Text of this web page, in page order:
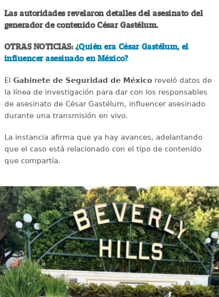
Las autoridades revelaron detalles del asesinato del
generador de contenido César Gastélum.
OTRAS NOTICIAS: ¿Quién era César Gastélum, el
influencer asesinado en México?
El Gabinete de Seguridad de Méxicoreveló datos de
la línea de investigación para dar con los responsables
de asesinato de César Gastélum, influencer asesinado
durante una transmisión en vivo.
La instancia afirma que ya hay avances, adelantando
que el caso está relacionado con el tipo de contenido
que compartía.